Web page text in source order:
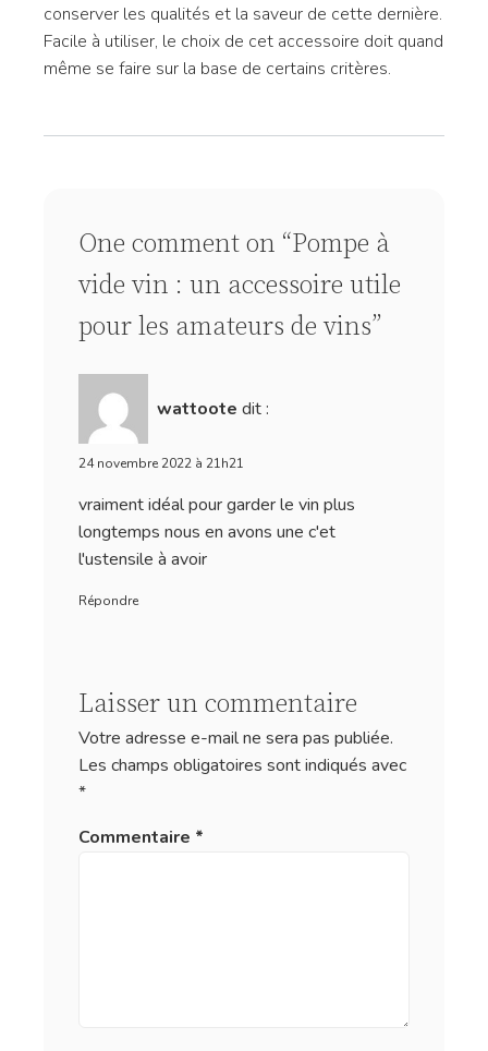
conserver les qualités et la saveur de cette dernière.
Facile à utiliser, le choix de cet accessoire doit quand
même se faire sur la base de certains critères.
One comment on “Pompe à
vide vin : un accessoire utile
pour les amateurs de vins”
wattoote dit :
24 novembre 2022 à 21h21
vraiment idéal pour garder le vin plus
longtemps nous en avons une c'et
l'ustensile à avoir
Répondre
Laisser un commentaire
Votre adresse e-mail ne sera pas publiée.
Les champs obligatoires sont indiqués avec
*
Commentaire *